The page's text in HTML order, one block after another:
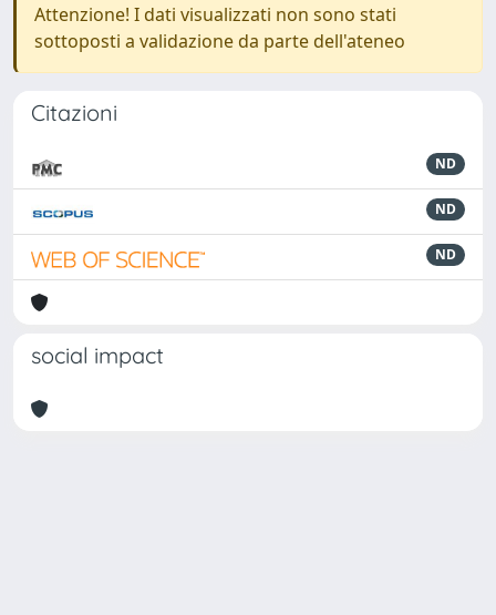
Attenzione! I dati visualizzati non sono stati
sottoposti a validazione da parte dell'ateneo
Citazioni
ND
ND
ND
social impact